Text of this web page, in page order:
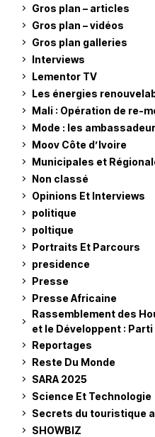
Gros plan – articles
Gros plan – vidéos
Gros plan galleries
Interviews
Lementor TV
Les énergies
Mali : Opération de re-
Mode : les
Moov Côte d’Ivoire
Municipales et
Non classé
Opinions Et Interviews
politique
poltique
Portraits Et Parcours
presidence
Presse
Presse Africaine
Rassemblement des
et le Développent :
Reportages
Reste Du Monde
SARA 2025
Science Et Technologie
Secrets du touristique
SHOWBIZ